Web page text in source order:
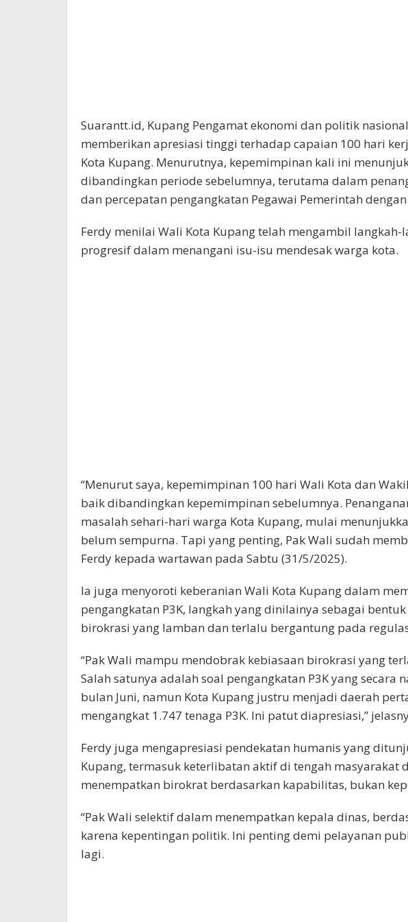
Suarantt.id, Kupang Pengamat ekonomi dan politik
memberikan apresiasi tinggi terhadap capaian 100 hari
Kota Kupang. Menurutnya, kepemimpinan kali ini
dibandingkan periode sebelumnya, terutama dalam
dan percepatan pengangkatan Pegawai Pemerintah dengan
Ferdy menilai Wali Kota Kupang telah mengambil langkah-
progresif dalam menangani isu-isu mendesak warga kota.
“Menurut saya, kepemimpinan 100 hari Wali Kota dan
baik dibandingkan kepemimpinan sebelumnya.
masalah sehari-hari warga Kota Kupang, mulai
belum sempurna. Tapi yang penting, Pak Wali sudah
Ferdy kepada wartawan pada Sabtu (31/5/2025).
Ia juga menyoroti keberanian Wali Kota Kupang dalam
pengangkatan P3K, langkah yang dinilainya sebagai
birokrasi yang lamban dan terlalu bergantung pada
“Pak Wali mampu mendobrak kebiasaan birokrasi yang
Salah satunya adalah soal pengangkatan P3K yang secara
bulan Juni, namun Kota Kupang justru menjadi daerah
mengangkat 1.747 tenaga P3K. Ini patut diapresiasi,”
Ferdy juga mengapresiasi pendekatan humanis yang
Kupang, termasuk keterlibatan aktif di tengah masyarakat
menempatkan birokrat berdasarkan kapabilitas, bukan
“Pak Wali selektif dalam menempatkan kepala dinas,
karena kepentingan politik. Ini penting demi pelayanan
lagi.